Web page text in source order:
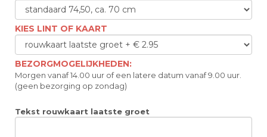
KIES LINT OF KAART
BEZORGMOGELIJKHEDEN:
Morgen vanaf 14.00 uur of een latere datum vanaf 9.00 uur.
(geen bezorging op zondag)
Tekst rouwkaart laatste groet